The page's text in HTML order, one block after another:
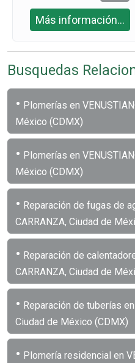
7 9150
Más información...
Busquedas
• Plomerías en
México (CDMX)
• Plomerías en
México (CDMX)
• Reparación de fugas de
CARRANZA, Ciudad de
• Reparación de
CARRANZA, Ciudad de
• Reparación de tuberías
Ciudad de México (CDMX)
• Plomería residencial en